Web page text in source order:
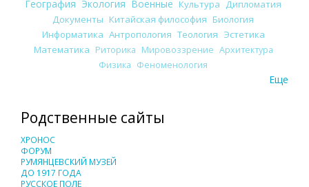
География Экология Военные Культура
Дипломатия
Документы Китайская философия Биология
Информатика Антропология Теология Эстетика
Математика Риторика Мировоззрение Архитектура
Физика Феноменология
Еще
Родственные сайты
ХРОНОС
ФОРУМ
РУМЯНЦЕВСКИЙ МУЗЕЙ
ДО 1917 ГОДА
РУССКОЕ ПОЛЕ